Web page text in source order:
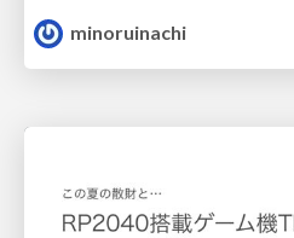
minoruinachi